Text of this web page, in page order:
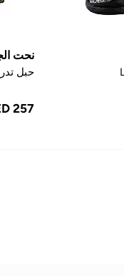
نحت
حبل
257